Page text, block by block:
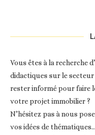
Vous êtes à la recherche
didactiques sur le
rester informé pour faire
votre projet immobilier ?
N’hésitez pas à nous
vos idées de thématiques…